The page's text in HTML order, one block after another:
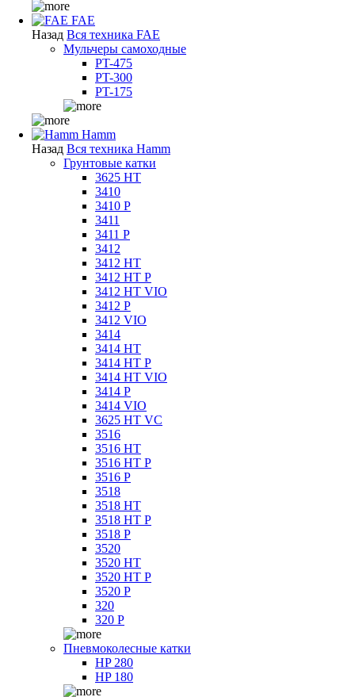
FAE
Назад Вся техника FAE
Мульчеры самоходные
PT-475
PT-300
PT-175
Hamm
Назад Вся техника Hamm
Грунтовые катки
3625 HT
3410
3410 P
3411
3411 P
3412
3412 HT
3412 HT P
3412 HT VIO
3412 P
3412 VIO
3414
3414 HT
3414 HT P
3414 HT VIO
3414 P
3414 VIO
3625 HT VC
3516
3516 HT
3516 HT P
3516 P
3518
3518 HT
3518 HT P
3518 P
3520
3520 HT
3520 HT P
3520 P
320
320 P
Пневмоколесные катки
HP 280
HP 180